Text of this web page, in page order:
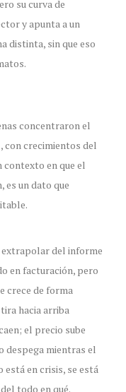
su curva de
y apunta a un
distinta, sin que eso
concentraron el
con crecimientos del
contexto en que el
es un dato que
extrapolar del informe
en facturación, pero
crece de forma
hacia arriba
el precio sube
despega mientras el
en crisis, se está
todo en qué.